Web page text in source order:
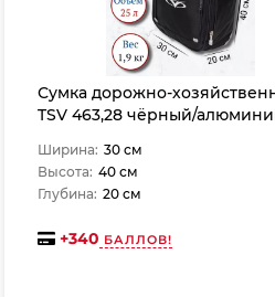
Сумка дорожно-
TSV 463,28 чёрный/
Ширина: 30 см
Высота: 40 см
Глубина: 20 см
+340 БАЛЛОВ!